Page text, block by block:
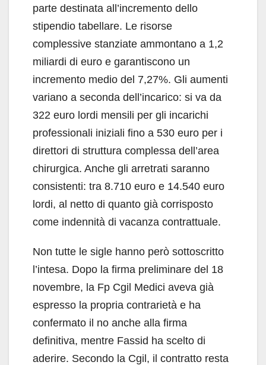
parte destinata all’incremento dello
stipendio tabellare. Le risorse
complessive stanziate ammontano a 1,2
miliardi di euro e garantiscono un
incremento medio del 7,27%. Gli aumenti
variano a seconda dell’incarico: si va da
322 euro lordi mensili per gli incarichi
professionali iniziali fino a 530 euro per i
direttori di struttura complessa dell’area
chirurgica. Anche gli arretrati saranno
consistenti: tra 8.710 euro e 14.540 euro
lordi, al netto di quanto già corrisposto
come indennità di vacanza contrattuale.
Non tutte le sigle hanno però sottoscritto
l’intesa. Dopo la firma preliminare del 18
novembre, la Fp Cgil Medici aveva già
espresso la propria contrarietà e ha
confermato il no anche alla firma
definitiva, mentre Fassid ha scelto di
aderire. Secondo la Cgil, il contratto resta